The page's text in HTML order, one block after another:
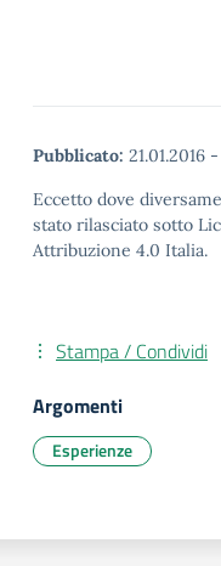
Pubblicato: 21.01.2016 -
Eccetto dove
stato rilasciato sotto
Attribuzione 4.0 Italia.
Stampa / Condividi
Argomenti
Esperienze